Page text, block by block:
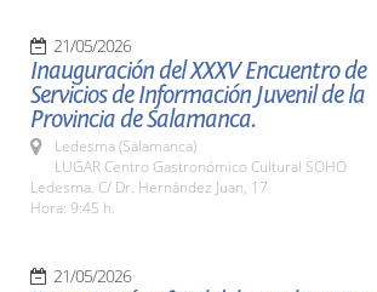
21/05/2026
Inauguración del XXXV Encuentro de
Servicios de Información Juvenil de la
Provincia de Salamanca.
Ledesma (Salamanca)
LUGAR Centro Gastronómico Cultural SOHO
Ledesma. C/ Dr. Hernández Juan, 17
Hora: 9:45 h.
21/05/2026